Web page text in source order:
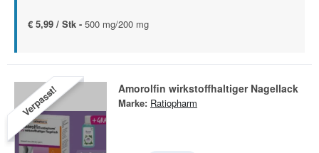
€ 5,99 / Stk - 500 mg/200 mg
Verpasst! Amorolfin wirkstoffhaltiger Nagellack
Marke: Ratiopharm